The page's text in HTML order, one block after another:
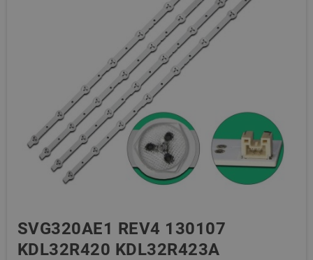
SVG320AE1 REV4 130107
KDL32R420 KDL32R423A